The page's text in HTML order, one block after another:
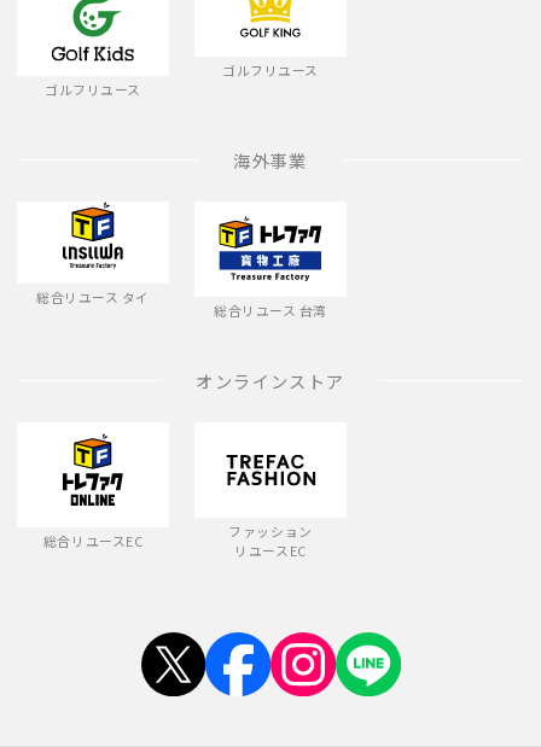
ゴルフリユース
ゴルフリユース
海外事業
総合リユース タイ
総合リユース 台湾
オンラインストア
総合リユースEC
ファッション
リユースEC